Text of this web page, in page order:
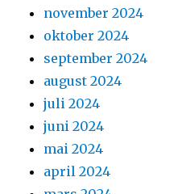
november 2024
oktober 2024
september 2024
august 2024
juli 2024
juni 2024
mai 2024
april 2024